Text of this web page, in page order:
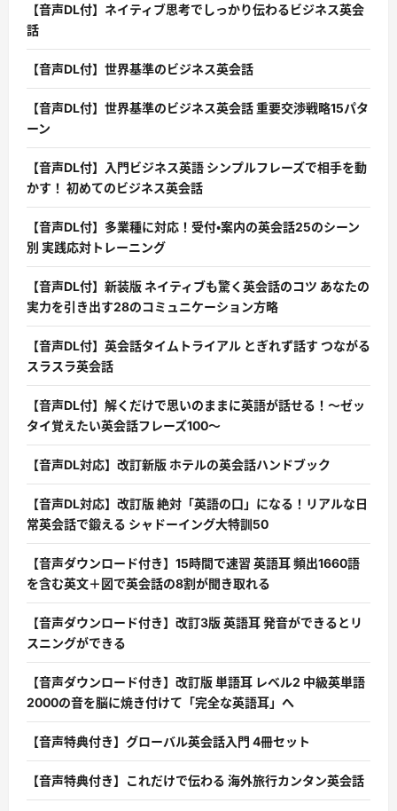
【音声DL付】ネイティブ思考でしっかり伝わるビジネス英会
話
【音声DL付】世界基準のビジネス英会話
【音声DL付】世界基準のビジネス英会話 重要交渉戦略15パタ
ーン
【音声DL付】入門ビジネス英語 シンプルフレーズで相手を動
かす！ 初めてのビジネス英会話
【音声DL付】多業種に対応！受付・案内の英会話25のシーン
別 実践応対トレーニング
【音声DL付】新装版 ネイティブも驚く英会話のコツ あなたの
実力を引き出す28のコミュニケーション方略
【音声DL付】英会話タイムトライアル とぎれず話す つながる
スラスラ英会話
【音声DL付】解くだけで思いのままに英語が話せる！〜ゼッ
タイ覚えたい英会話フレーズ100〜
【音声DL対応】改訂新版 ホテルの英会話ハンドブック
【音声DL対応】改訂版 絶対「英語の口」になる！リアルな日
常英会話で鍛える シャドーイング大特訓50
【音声ダウンロード付き】15時間で速習 英語耳 頻出1660語
を含む英文＋図で英会話の8割が聞き取れる
【音声ダウンロード付き】改訂3版 英語耳 発音ができるとリ
スニングができる
【音声ダウンロード付き】改訂版 単語耳 レベル2 中級英単語
2000の音を脳に焼き付けて「完全な英語耳」へ
【音声特典付き】グローバル英会話入門 4冊セット
【音声特典付き】これだけで伝わる 海外旅行カンタン英会話